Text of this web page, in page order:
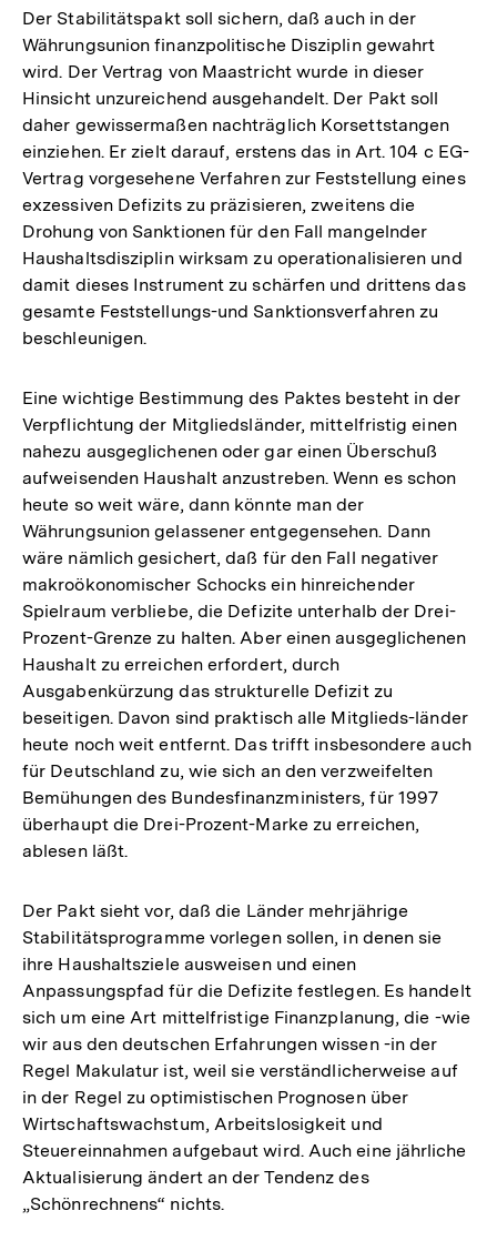
Der Stabilitätspakt soll sichern, daß auch in der
Währungsunion finanzpolitische Disziplin gewahrt
wird. Der Vertrag von Maastricht wurde in dieser
Hinsicht unzureichend ausgehandelt. Der Pakt soll
daher gewissermaßen nachträglich Korsettstangen
einziehen. Er zielt darauf, erstens das in Art. 104 c EG-
Vertrag vorgesehene Verfahren zur Feststellung eines
exzessiven Defizits zu präzisieren, zweitens die
Drohung von Sanktionen für den Fall mangelnder
Haushaltsdisziplin wirksam zu operationalisieren und
damit dieses Instrument zu schärfen und drittens das
gesamte Feststellungs-und Sanktionsverfahren zu
beschleunigen.
Eine wichtige Bestimmung des Paktes besteht in der
Verpflichtung der Mitgliedsländer, mittelfristig einen
nahezu ausgeglichenen oder gar einen Überschuß
aufweisenden Haushalt anzustreben. Wenn es schon
heute so weit wäre, dann könnte man der
Währungsunion gelassener entgegensehen. Dann
wäre nämlich gesichert, daß für den Fall negativer
makroökonomischer Schocks ein hinreichender
Spielraum verbliebe, die Defizite unterhalb der Drei-
Prozent-Grenze zu halten. Aber einen ausgeglichenen
Haushalt zu erreichen erfordert, durch
Ausgabenkürzung das strukturelle Defizit zu
beseitigen. Davon sind praktisch alle Mitglieds-länder
heute noch weit entfernt. Das trifft insbesondere auch
für Deutschland zu, wie sich an den verzweifelten
Bemühungen des Bundesfinanzministers, für 1997
überhaupt die Drei-Prozent-Marke zu erreichen,
ablesen läßt.
Der Pakt sieht vor, daß die Länder mehrjährige
Stabilitätsprogramme vorlegen sollen, in denen sie
ihre Haushaltsziele ausweisen und einen
Anpassungspfad für die Defizite festlegen. Es handelt
sich um eine Art mittelfristige Finanzplanung, die -wie
wir aus den deutschen Erfahrungen wissen -in der
Regel Makulatur ist, weil sie verständlicherweise auf
in der Regel zu optimistischen Prognosen über
Wirtschaftswachstum, Arbeitslosigkeit und
Steuereinnahmen aufgebaut wird. Auch eine jährliche
Aktualisierung ändert an der Tendenz des
„Schönrechnens“ nichts.